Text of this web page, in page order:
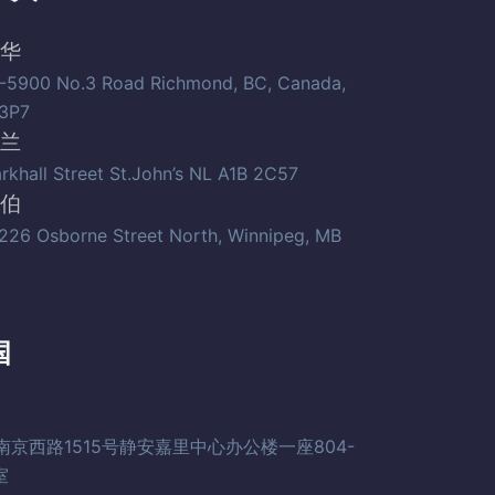
5900 No.3 Road Richmond, BC, Canada,
Street St.John’s NL A1B 2C57
Osborne Street North, Winnipeg, MB
京西路1515号静安嘉里中心办公楼一座804-